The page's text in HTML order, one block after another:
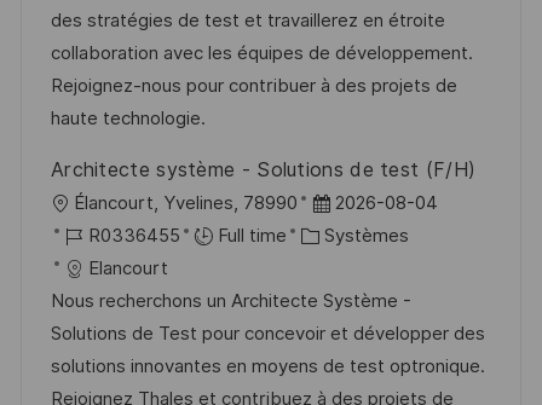
s
a
t
i
n
a
f
f
h
a
g
e
n
c
e
u
p
o
s
t
e
o
r
i
des stratégies de test et travaillerez en étroite
collaboration avec les équipes de développement.
Rejoignez-nous pour contribuer à des projets de
haute technologie.
Architecte système - Solutions de test (F/H)
o
c
a
l
i
s
Élancourt, Yvelines, 78990
D
a
e
d
’
a
2026-08-04
R
é
f
é
r
e
R0336455 Full time
C
t
é
g
o
Systèmes
Elancourt
Nous recherchons un Architecte Système -
Solutions de Test pour concevoir et développer des
solutions innovantes en moyens de test optronique.
Rejoignez Thales et contribuez à des projets de